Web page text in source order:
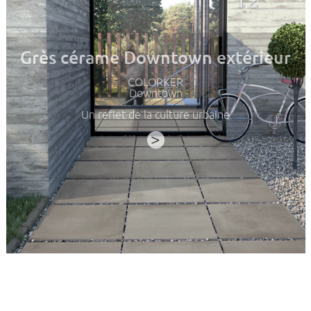
Grès cérame Downtown extérieur
COLORKER
Downtown
Un reflet de la culture urbaine
>